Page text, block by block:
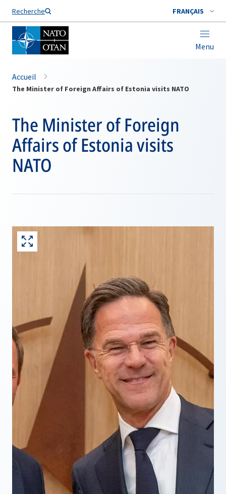
Recherche FRANÇAIS
Menu
Nom de famille*
Accueil
The Minister of Foreign Affairs of Estonia visits NATO
The Minister of Foreign
Affairs of Estonia visits
NATO